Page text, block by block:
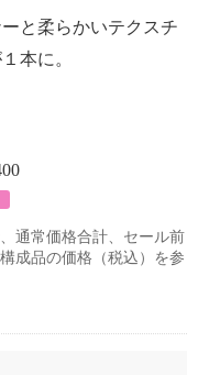
と柔らかいテクスチ
本に。
通常価格合計、セール前
成品の価格（税込）を参